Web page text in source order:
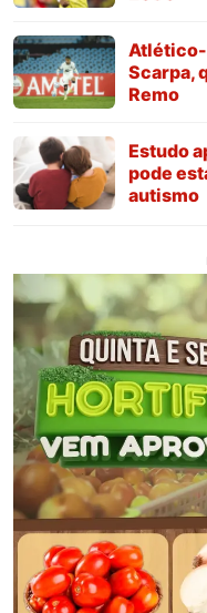
Atlético-
Scarpa,
Remo
Estudo
pode
autismo